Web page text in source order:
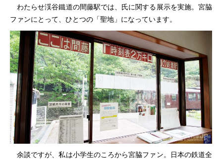
わたらせ渓谷鐵道の間藤駅では、氏に関する展示を実施。宮脇
ファンにとって、ひとつの「聖地」になっています。
余談ですが、私は小学生のころから宮脇ファン。日本の鉄道全